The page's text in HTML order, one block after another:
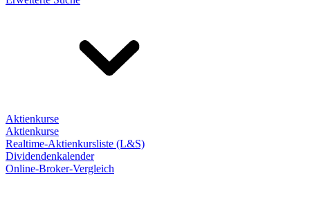
Aktienkurse
Aktienkurse
Realtime-Aktienkursliste (L&S)
Dividendenkalender
Online-Broker-Vergleich